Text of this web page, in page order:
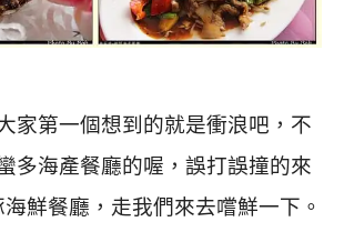
家第一個想到的就是衝浪吧，不
多海產餐廳的喔，誤打誤撞的來
海鮮餐廳，走我們來去嚐鮮一下。